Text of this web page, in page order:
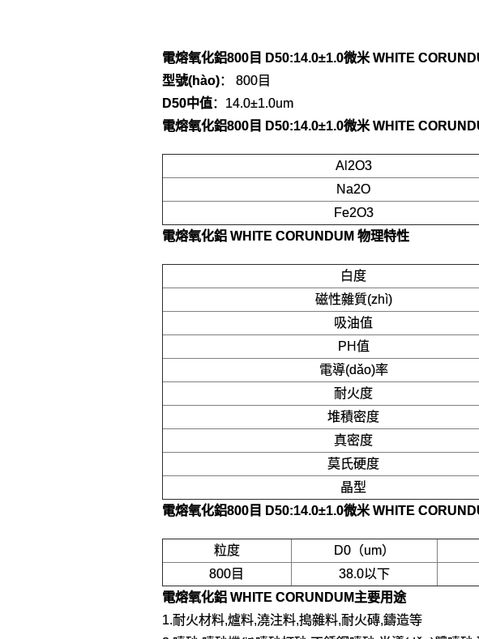
電熔氧化鋁800目 D50:14.0±1.0微米 WHITE
型號(hào)： 800目
D50中值：14.0±1.0um
電熔氧化鋁800目 D50:14.0±1.0微米 WHITE
Al2O3
Na2O
Fe2O3
電熔氧化鋁 WHITE CORUNDUM 物理特性
白度
磁性雜質(zhì)
吸油值
PH值
電導(dǎo)率
耐火度
堆積密度
真密度
莫氏硬度
晶型
電熔氧化鋁800目 D50:14.0±1.0微米 WHITE
粒度 D0（um）
800目
38.0以下
電熔氧化鋁 WHITE CORUNDUM主要用途
1.耐火材料,爐料,澆注料,搗雜料,耐火磚,鑄造等